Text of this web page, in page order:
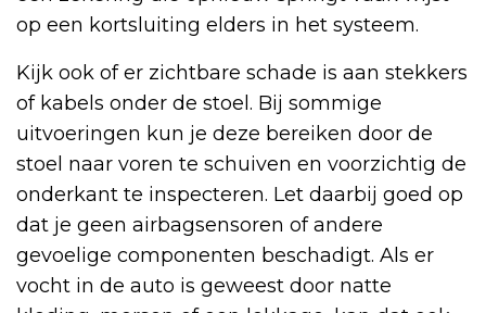
op een kortsluiting elders in het systeem.
Kijk ook of er zichtbare schade is aan stekkers
of kabels onder de stoel. Bij sommige
uitvoeringen kun je deze bereiken door de
stoel naar voren te schuiven en voorzichtig de
onderkant te inspecteren. Let daarbij goed op
dat je geen airbagsensoren of andere
gevoelige componenten beschadigt. Als er
vocht in de auto is geweest door natte